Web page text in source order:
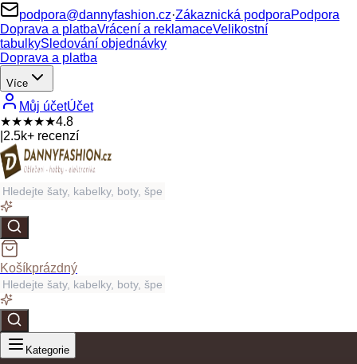
podpora@dannyfashion.cz·Zákaznická podporaPodpora
Doprava a platbaVrácení a reklamaceVelikostní
tabulkySledování objednávky
Doprava a platba
Více
Můj účetÚčet
★★★★★4.8
2.5k+ recenzí
Košíkprázdný
Kategorie